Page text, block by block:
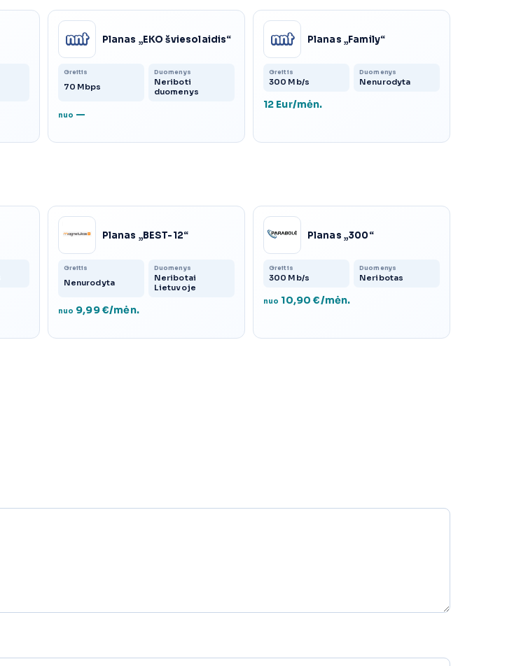
Planas „EKO šviesolaidis“
Greitis
70 Mbps
Duomenys
Neriboti
duomenys
nuo —
Planas „Family“
Greitis
300 Mb/s
Duomenys
Nenurodyta
12 Eur/mėn.
Planas „BEST-12“
Greitis
Nenurodyta
Duomenys
Neribotai
Lietuvoje
nuo 9,99 €/mėn.
Planas „300“
Greitis
300 Mb/s
Duomenys
Neribotas
nuo 10,90 €/mėn.